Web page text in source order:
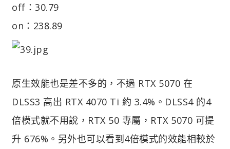
off：30.79
on：238.89
原生效能也是差不多的，不過 RTX 5070 在
DLSS3 高出 RTX 4070 Ti 約 3.4%。DLSS4 的4
倍模式就不用說，RTX 50 專屬，RTX 5070 可提
升 676%。另外也可以看到4倍模式的效能相較於